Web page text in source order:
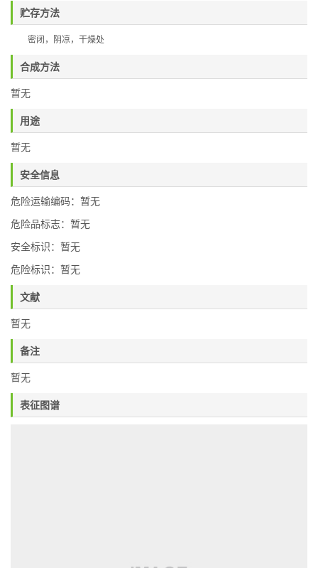
贮存方法
密闭，阴凉，干燥处
合成方法
暂无
用途
暂无
安全信息
危险运输编码：暂无
危险品标志：暂无
安全标识：暂无
危险标识：暂无
文献
暂无
备注
暂无
表征图谱